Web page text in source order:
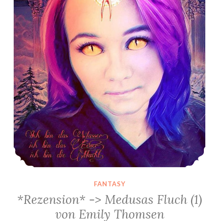
FANTASY
*Rezension* -> Medusas Fluch (1)
von Emily Thomsen